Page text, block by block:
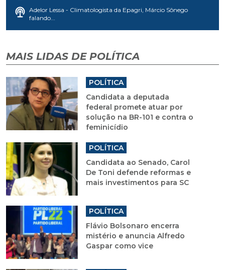
Adelor Lessa - Climatologista da Epagri, Márcio Sônego
falando...
MAIS LIDAS DE POLÍTICA
POLÍTICA
Candidata a deputada
federal promete atuar por
solução na BR-101 e contra o
feminicídio
POLÍTICA
Candidata ao Senado, Carol
De Toni defende reformas e
mais investimentos para SC
POLÍTICA
Flávio Bolsonaro encerra
mistério e anuncia Alfredo
Gaspar como vice